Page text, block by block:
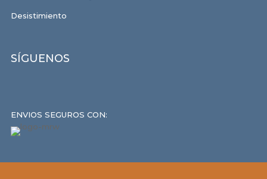
Desistimiento
SÍGUENOS
ENVIOS SEGUROS CON: